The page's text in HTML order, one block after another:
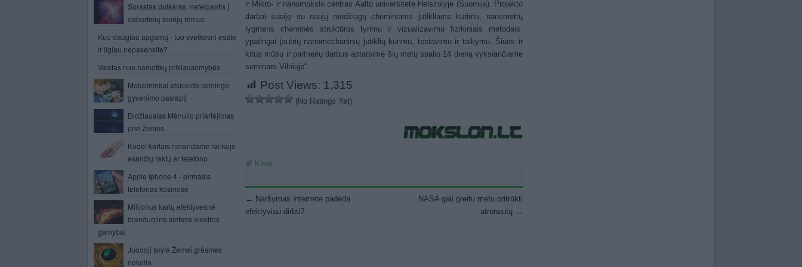
Surastas pulsaras, netelpantis į
dabartinių teorijų rėmus
Kuo daugiau apgamų - tuo sveikesni esate
ir ilgiau nepasensite?
Vaistas nuo narkotikų priklausomybės
Mokslininkai atskleidė laimingo
gyvenimo paslaptį
Didžiausias Mėnulio priartėjimas
prie Žemės
Kodėl kartais nerandame rankoje
esančių raktų ar telefono
Apple Iphone 4 - pirmasis
telefonas kosmose
Milijonus kartų efektyvesnė
branduolinė sintezė elektros
gamybai
Juodoji skylė Žemei grėsmes
nekelia
ir Mikro- ir nanomokslo centras Aalto universitete Helsinkyje (Suomija). Projekto
darbai susiję su naujų medžiagų cheminiams jutikliams kūrimu, nanometrų
lygmens cheminės struktūros tyrimu ir vizualizavimu fizikiniais metodais,
ypatingai jautrių nanomechaninių jutiklių kūrimu, testavimu ir taikymu. Šiuos ir
kitus mūsų ir partnerių darbus aptarsime šių metų spalio 14 dieną vyksiančiame
seminare Vilniuje“.
Post Views: 1,315
(No Ratings Yet)
Kitos
Post navigation
← Naršymas internete padeda
efektyviau dirbti?
NASA gali greitu metu pritrūkti
atronautų →